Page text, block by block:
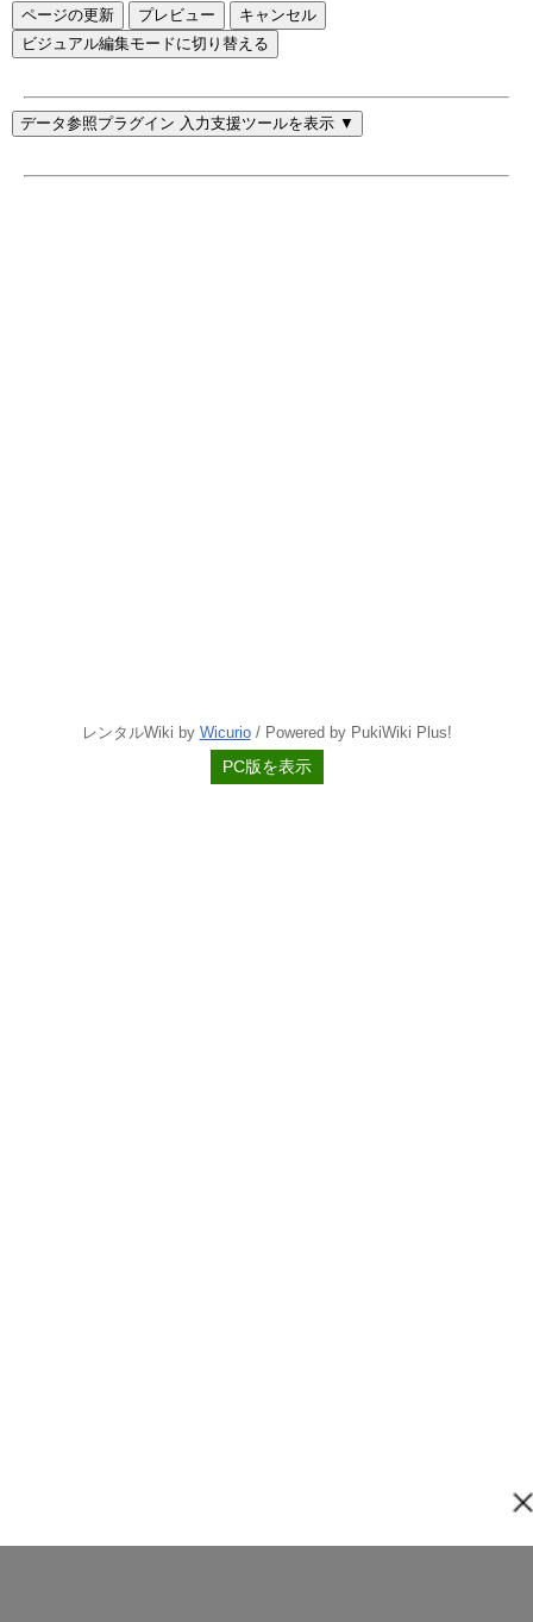
ページの更新
ビジュアル編集モードに切り替える
データ参照プラグイン 入力支援ツールを表示 ▼
レンタルWiki by Wicurio/ Powered by PukiWiki Plus!
PC版を表示